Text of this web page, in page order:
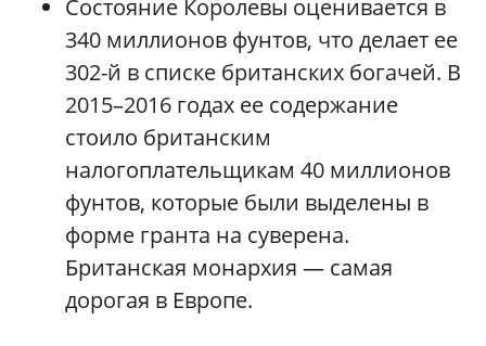
Состояние Королевы оценивается в
340 миллионов фунтов, что делает ее
302-й в списке британских богачей. В
2015–2016 годах ее содержание
стоило британским
налогоплательщикам 40 миллионов
фунтов, которые были выделены в
форме гранта на суверена.
Британская монархия — самая
дорогая в Европе.